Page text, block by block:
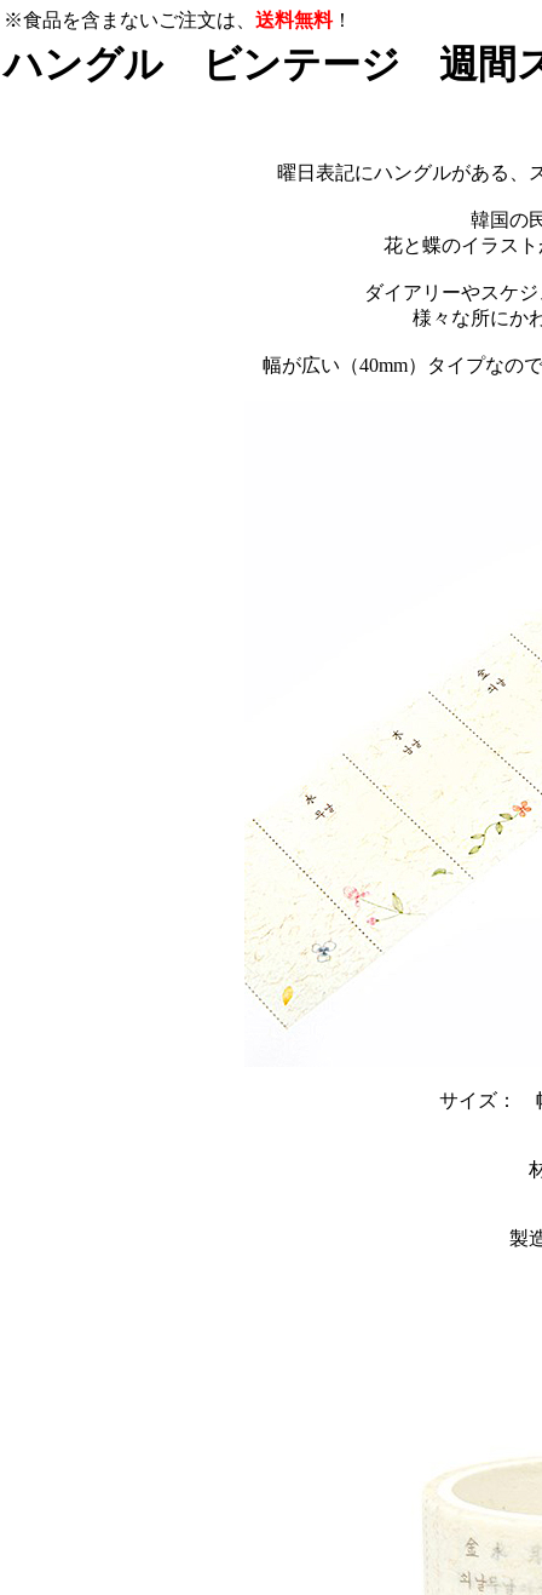
※食品を含まないご注文は、 送料無料！
ハングル ビンテージ 週間
曜日表記にハングルがある、
韓国の
花と蝶のイラス
ダイアリーやスケ
様々な所にか
幅が広い（40mm）タイプなの
サイズ：
製